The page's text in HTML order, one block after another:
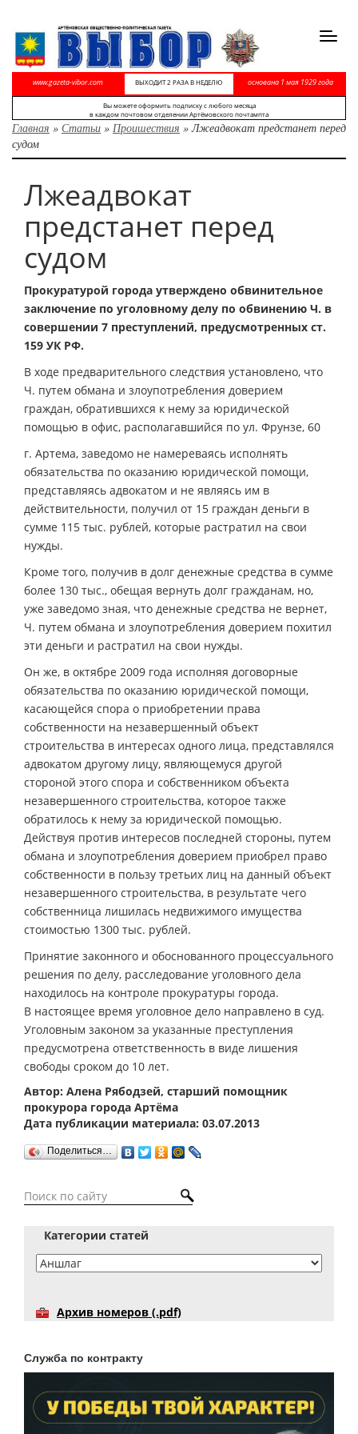
www.gazeta-vibor.com ВЫХОДИТ 2 РАЗА В НЕДЕЛЮ основана 1 мая 1929 года
Вы можете оформить подписку с любого месяца
в каждом почтовом отделении Артёмовского почтампта
Главная » Статьи » Проишествия »Лжеадвокат предстанет перед
судом
Лжеадвокат
предстанет перед
судом
Прокуратурой города утверждено обвинительное
заключение по уголовному делу по обвинению Ч. в
совершении 7 преступлений, предусмотренных ст.
159 УК РФ.
В ходе предварительного следствия установлено, что
Ч. путем обмана и злоупотребления доверием
граждан, обратившихся к нему за юридической
помощью в офис, располагавшийся по ул. Фрунзе, 60
г. Артема, заведомо не намереваясь исполнять
обязательства по оказанию юридической помощи,
представляясь адвокатом и не являясь им в
действительности, получил от 15 граждан деньги в
сумме 115 тыс. рублей, которые растратил на свои
нужды.
Кроме того, получив в долг денежные средства в сумме
более 130 тыс., обещая вернуть долг гражданам, но,
уже заведомо зная, что денежные средства не вернет,
Ч. путем обмана и злоупотребления доверием похитил
эти деньги и растратил на свои нужды.
Он же, в октябре 2009 года исполняя договорные
обязательства по оказанию юридической помощи,
касающейся спора о приобретении права
собственности на незавершенный объект
строительства в интересах одного лица, представлялся
адвокатом другому лицу, являющемуся другой
стороной этого спора и собственником объекта
незавершенного строительства, которое также
обратилось к нему за юридической помощью.
Действуя против интересов последней стороны, путем
обмана и злоупотребления доверием приобрел право
собственности в пользу третьих лиц на данный объект
незавершенного строительства, в результате чего
собственница лишилась недвижимого имущества
стоимостью 1300 тыс. рублей.
Принятие законного и обоснованного процессуального
решения по делу, расследование уголовного дела
находилось на контроле прокуратуры города.
В настоящее время уголовное дело направлено в суд.
Уголовным законом за указанные преступления
предусмотрена ответственность в виде лишения
свободы сроком до 10 лет.
Автор: Алена Рябодзей, старший помощник
прокурора города Артёма
Дата публикации материала: 03.07.2013
Поделиться…
Категории статей
Архив номеров (.pdf)
Служба по контракту